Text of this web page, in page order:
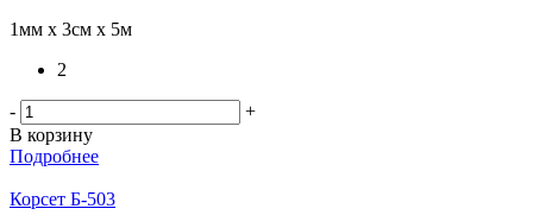
1мм х 3см х 5м
2
-
+
В корзину
Подробнее
Корсет Б-503